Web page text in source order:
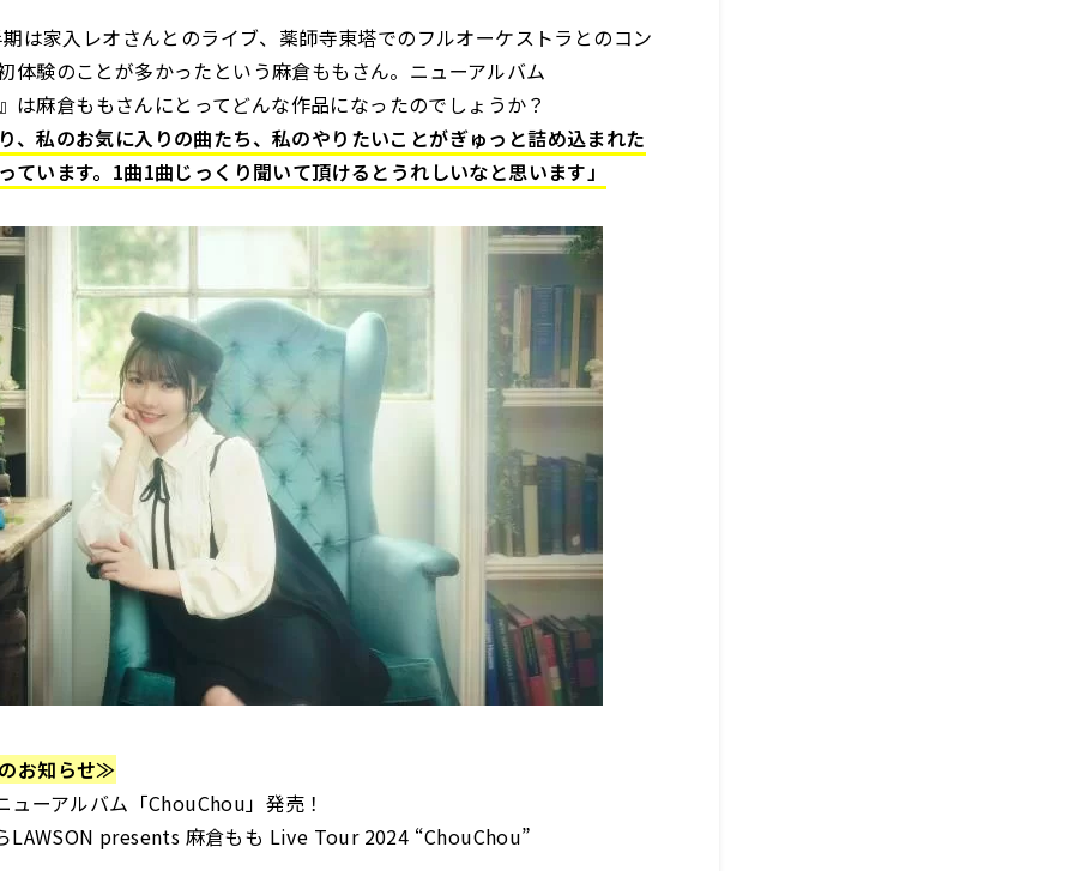
は家入レオさんとのライブ、薬師寺東塔でのフルオーケストラとのコン
体験のことが多かったという麻倉ももさん。ニューアルバム
は麻倉ももさんにとってどんな作品になったのでしょうか？
り、私のお気に入りの曲たち、私のやりたいことがぎゅっと詰め込まれた
ています。1曲1曲じっくり聞いて頂けるとうれしいなと思います」
お知らせ≫
ューアルバム「ChouChou」発売！
LAWSON presents 麻倉もも Live Tour 2024 “ChouChou”